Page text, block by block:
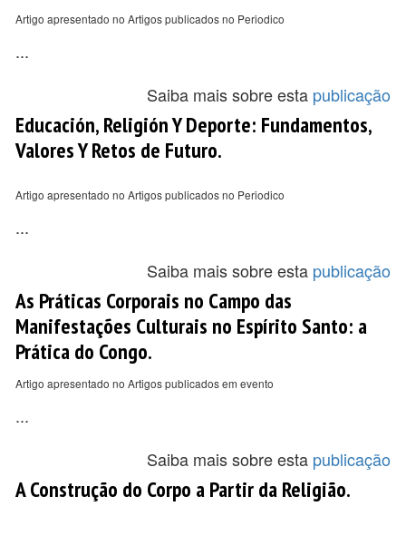
Artigo apresentado no Artigos publicados no Periodico
...
Saiba mais sobre esta publicação
Educación, Religión Y Deporte: Fundamentos,
Valores Y Retos de Futuro.
Artigo apresentado no Artigos publicados no Periodico
...
Saiba mais sobre esta publicação
As Práticas Corporais no Campo das
Manifestações Culturais no Espírito Santo: a
Prática do Congo.
Artigo apresentado no Artigos publicados em evento
...
Saiba mais sobre esta publicação
A Construção do Corpo a Partir da Religião.